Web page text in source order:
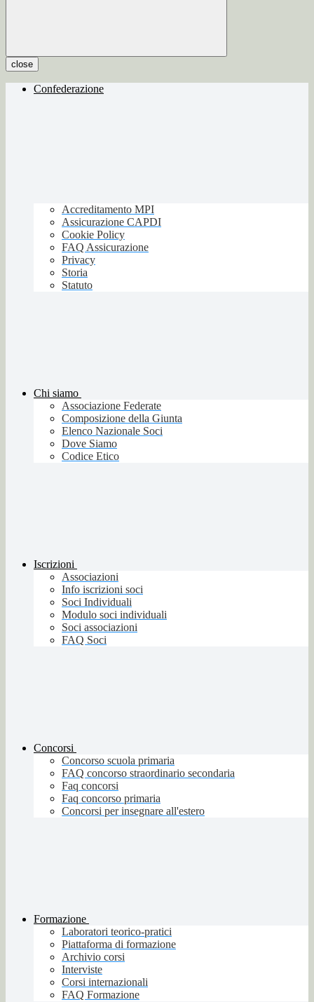
close
Confederazione
Accreditamento MPI
Assicurazione CAPDI
Cookie Policy
FAQ Assicurazione
Privacy
Storia
Statuto
Chi siamo
Associazione Federate
Composizione della Giunta
Elenco Nazionale Soci
Dove Siamo
Codice Etico
Iscrizioni
Associazioni
Info iscrizioni soci
Soci Individuali
Modulo soci individuali
Soci associazioni
FAQ Soci
Concorsi
Concorso scuola primaria
FAQ concorso straordinario secondaria
Faq concorsi
Faq concorso primaria
Concorsi per insegnare all'estero
Formazione
Laboratori teorico-pratici
Piattaforma di formazione
Archivio corsi
Interviste
Corsi internazionali
FAQ Formazione